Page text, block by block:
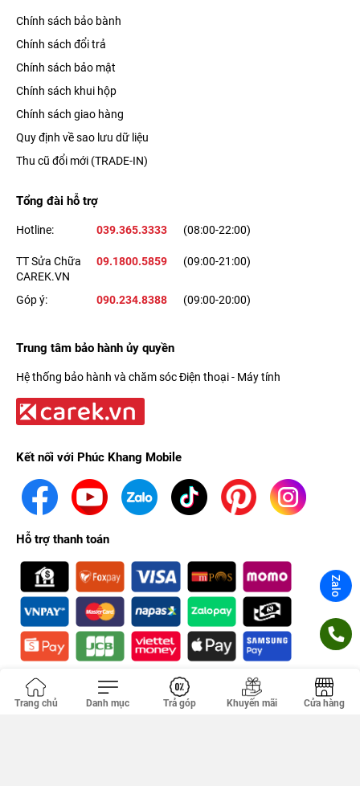
Chính sách bảo bành
Chính sách đổi trả
Chính sách bảo mật
Chính sách khui hộp
Chính sách giao hàng
Quy định về sao lưu dữ liệu
Thu cũ đổi mới (TRADE-IN)
Tổng đài hỗ trợ
Hotline: 039.365.3333 (08:00-22:00)
TT Sửa Chữa
CAREK.VN
09.1800.5859 (09:00-21:00)
Góp ý: 090.234.8388 (09:00-20:00)
Trung tâm bảo hành ủy quyền
Hệ thống bảo hành và chăm sóc Điện thoại - Máy tính
Kết nối với Phúc Khang Mobile
Hỗ trợ thanh toán
Chứng nhận
Zalo
Trang chủ Danh mục Trả góp Khuyến mãi Cửa hàng